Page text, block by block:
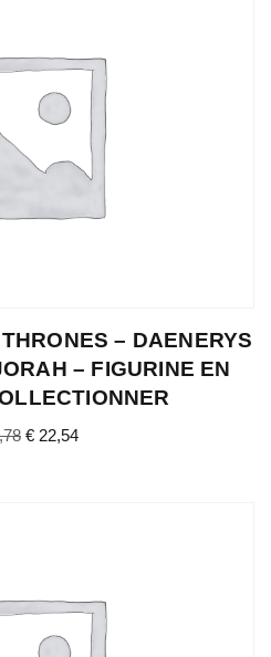
– DAENERYS
– FIGURINE EN
€ 22,54